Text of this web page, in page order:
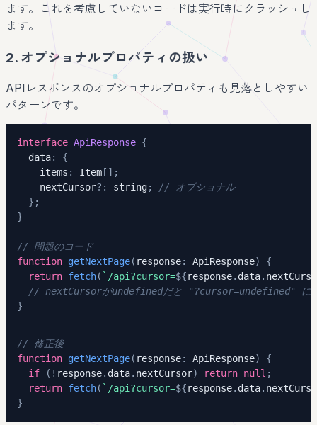
ます。これを考慮していないコードは実行時にクラッシュし
ます。
2. オプショナルプロパティの扱い
APIレスポンスのオプショナルプロパティも見落としやすい
パターンです。
interface ApiResponse {
  data
:
{
    items
: Item [ ] ;
    nextCursor
? : string;
// オプショナル
} ;
}
// 問題のコード
function getNextPage( response: ApiResponse)
{
return fetch( ` /api?cursor=${response. data.
// nextCursorがundefinedだと "?cursor=undefined" に
}
// 修正後
function getNextPage( response: ApiResponse)
{
if
( ! response. data. nextCursor) return null ;
return fetch( ` /api?cursor=${response. data.
}